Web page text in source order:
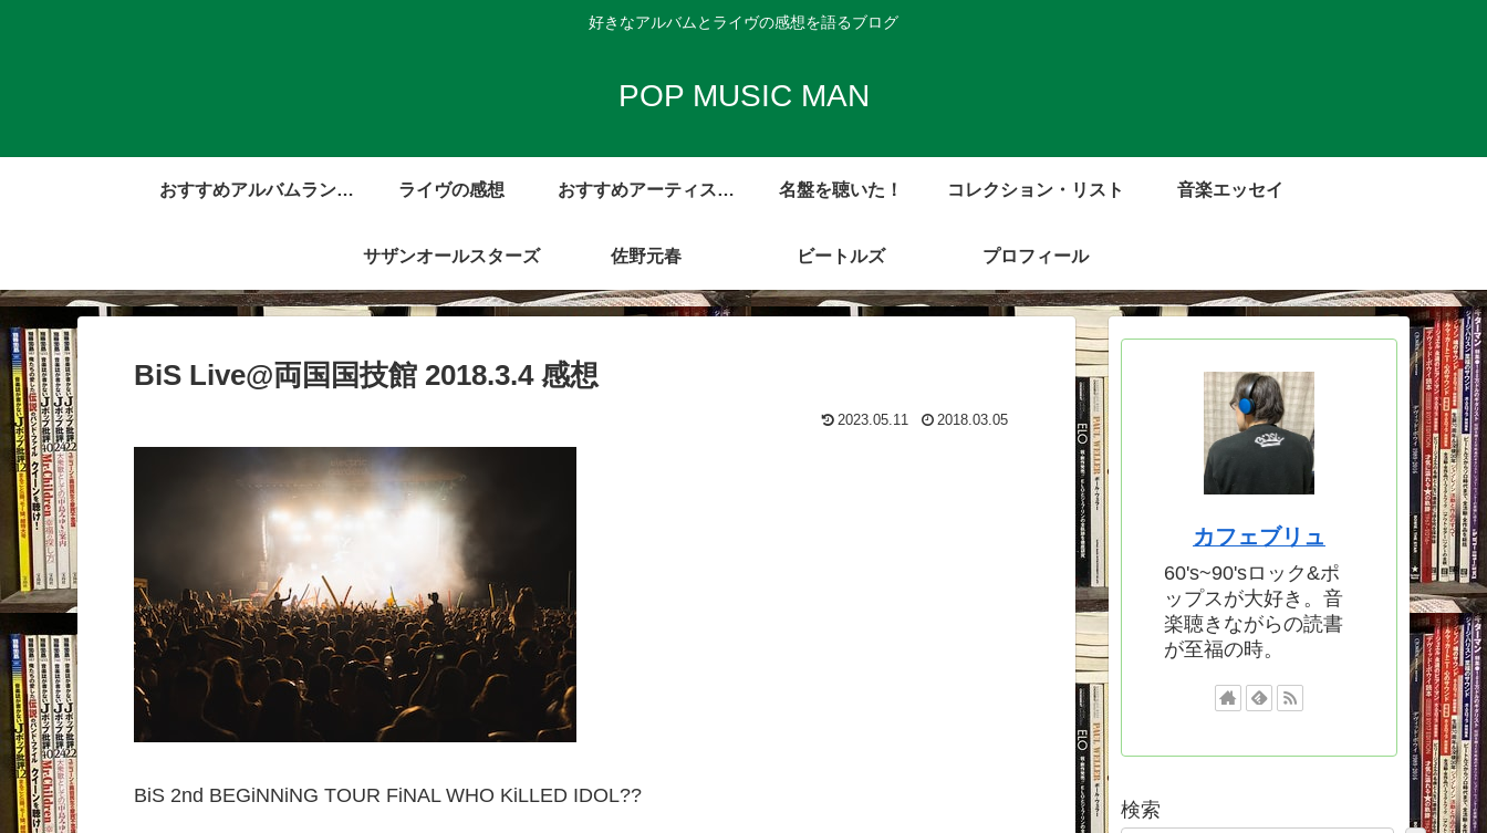
好きなアルバムとライヴの感想を語るブログ
POP MUSIC MAN
おすすめアルバムランキ ライヴの感想 おすすめアーティスト
アルバム・レビュー集
名盤を聴いた！ コレクション・リスト 音楽エッセイ
サザンオールスターズ 佐野元春 ビートルズ プロフィール
BiS Live@両国国技館 2018.3.4 感想
2023.05.11 2018.03.05
BiS 2nd BEGiNNiNG TOUR FiNAL WHO KiLLED IDOL??
カフェブリュ
60's~90'sロック&ポ
ップスが大好き。音
楽聴きながらの読書
が至福の時。
検索